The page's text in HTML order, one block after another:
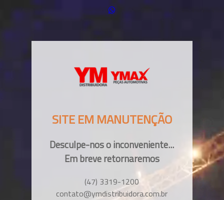
SITE EM MANUTENÇÃO
Desculpe-nos o inconveniente...
Em breve retornaremos
(47) 3319-1200
contato@ymdistribuidora.com.br